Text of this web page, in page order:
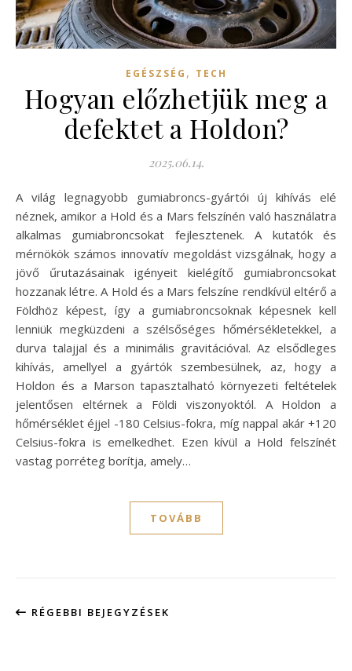
EGÉSZSÉG , TECH
Hogyan előzhetjük meg a
defektet a Holdon?
2025.06.14.
A világ legnagyobb gumiabroncs-gyártói új kihívás elé
néznek, amikor a Hold és a Mars felszínén való használatra
alkalmas gumiabroncsokat fejlesztenek. A kutatók és
mérnökök számos innovatív megoldást vizsgálnak, hogy a
jövő űrutazásainak igényeit kielégítő gumiabroncsokat
hozzanak létre. A Hold és a Mars felszíne rendkívül eltérő a
Földhöz képest, így a gumiabroncsoknak képesnek kell
lenniük megküzdeni a szélsőséges hőmérsékletekkel, a
durva talajjal és a minimális gravitációval. Az elsődleges
kihívás, amellyel a gyártók szembesülnek, az, hogy a
Holdon és a Marson tapasztalható környezeti feltételek
jelentősen eltérnek a Földi viszonyoktól. A Holdon a
hőmérséklet éjjel -180 Celsius-fokra, míg nappal akár +120
Celsius-fokra is emelkedhet. Ezen kívül a Hold felszínét
vastag porréteg borítja, amely…
TOVÁBB
RÉGEBBI BEJEGYZÉSEK